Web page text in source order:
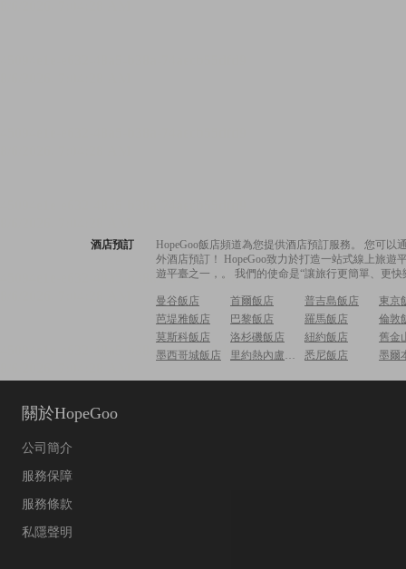
酒店預訂
HopeGoo飯店頻道為您提供酒店預訂服務。 您可
外酒店預訂！ HopeGoo致力於打造一站式線上旅
遊平臺之一，。 我們的使命是“讓旅行更簡單、更
曼谷飯店 首爾飯店 普吉島飯店
東京
芭堤雅飯店
巴黎飯店 羅馬飯店
倫敦
莫斯科飯店
洛杉磯飯店 紐約飯店
舊金
墨西哥城飯店
里約熱內盧飯店 悉尼飯店 墨爾
關於HopeGoo
公司簡介
服務保障
服務條款
私隱聲明